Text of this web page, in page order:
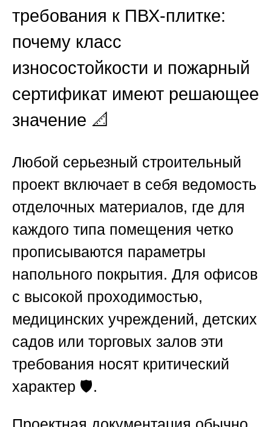
требования к ПВХ-плитке:
почему класс
износостойкости и пожарный
сертификат имеют решающее
значение 📐
Любой серьезный строительный
проект включает в себя ведомость
отделочных материалов, где для
каждого типа помещения четко
прописываются параметры
напольного покрытия. Для офисов
с высокой проходимостью,
медицинских учреждений, детских
садов или торговых залов эти
требования носят критический
характер 🛡️.